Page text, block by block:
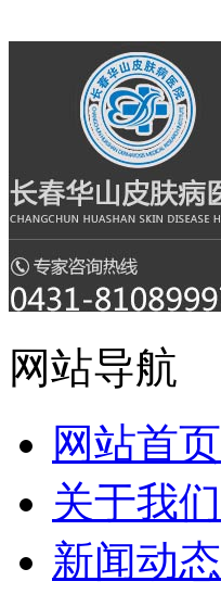
网站导航
网站首页
关于我们
新闻动态